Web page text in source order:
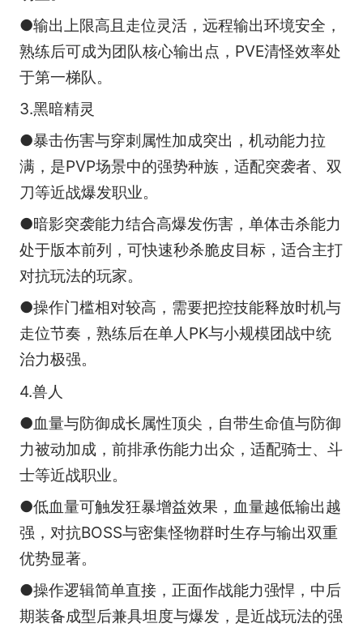
●输出上限高且走位灵活，远程输出环境安全，
熟练后可成为团队核心输出点，PVE清怪效率处
于第一梯队。
3.黑暗精灵
●暴击伤害与穿刺属性加成突出，机动能力拉
满，是PVP场景中的强势种族，适配突袭者、双
刀等近战爆发职业。
●暗影突袭能力结合高爆发伤害，单体击杀能力
处于版本前列，可快速秒杀脆皮目标，适合主打
对抗玩法的玩家。
●操作门槛相对较高，需要把控技能释放时机与
走位节奏，熟练后在单人PK与小规模团战中统
治力极强。
4.兽人
●血量与防御成长属性顶尖，自带生命值与防御
力被动加成，前排承伤能力出众，适配骑士、斗
士等近战职业。
●低血量可触发狂暴增益效果，血量越低输出越
强，对抗BOSS与密集怪物群时生存与输出双重
优势显著。
●操作逻辑简单直接，正面作战能力强悍，中后
期装备成型后兼具坦度与爆发，是近战玩法的强